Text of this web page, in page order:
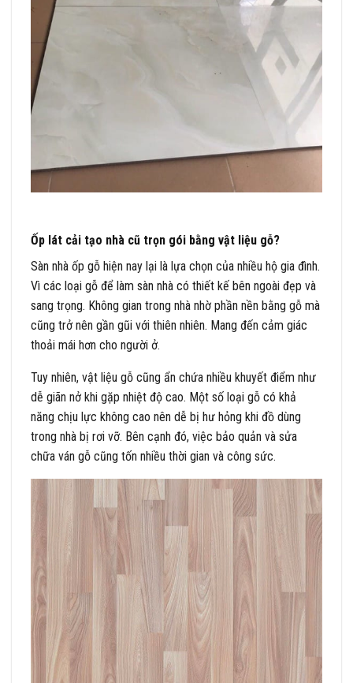
Ốp lát cải tạo nhà cũ trọn gói bằng vật liệu gỗ?
Sàn nhà ốp gỗ hiện nay lại là lựa chọn của nhiều hộ gia đình.
Vì các loại gỗ để làm sàn nhà có thiết kế bên ngoài đẹp và
sang trọng. Không gian trong nhà nhờ phần nền bằng gỗ mà
cũng trở nên gần gũi với thiên nhiên. Mang đến cảm giác
thoải mái hơn cho người ở.
Tuy nhiên, vật liệu gỗ cũng ẩn chứa nhiều khuyết điểm như
dễ giãn nở khi gặp nhiệt độ cao. Một số loại gỗ có khả
năng chịu lực không cao nên dễ bị hư hỏng khi đồ dùng
trong nhà bị rơi vỡ. Bên cạnh đó, việc bảo quản và sửa
chữa ván gỗ cũng tốn nhiều thời gian và công sức.